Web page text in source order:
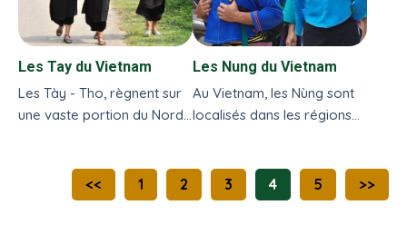
Les Tay du Vietnam
Les Tày - Tho, règnent sur
une vaste portion du Nord-
Les Nung du Vietnam
Au Vietnam, les Nùng sont
localisés dans les régions
<< 1 2 3 4 5 >>